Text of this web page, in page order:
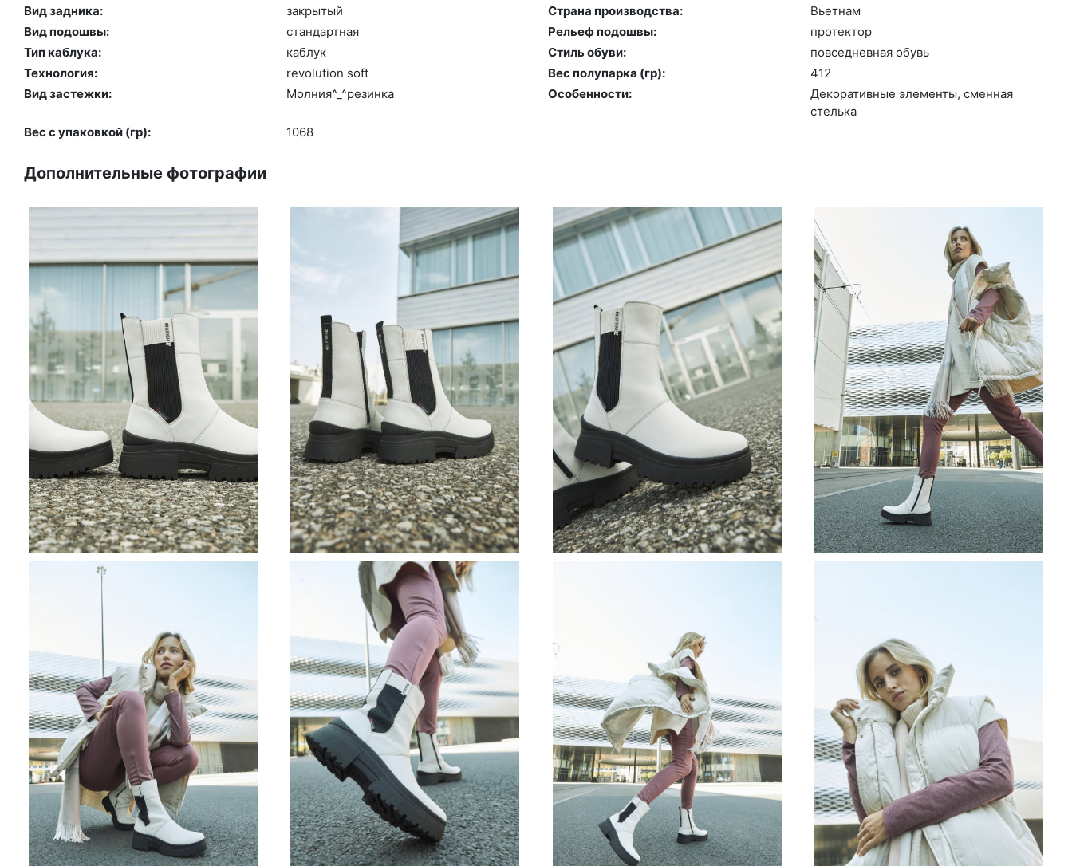
Вид задника:
зак­ры­тый Страна производства:
Вь­ет­нам
Вид подошвы:
стан­дарт­ная Рельеф подошвы:
про­тек­тор
Тип каблука:
каб­лук Стиль обуви:
пов­седнев­ная обувь
Технология:
re­volu­ti­on soft Вес полупарка (гр):
412
Вид застежки:
Мол­ния^_^ре­зин­ка Особенности:
Де­кора­тив­ные эле­мен­ты, смен­ная
стель­ка
Вес с упаковкой (гр):
1068
Дополнительные фотографии